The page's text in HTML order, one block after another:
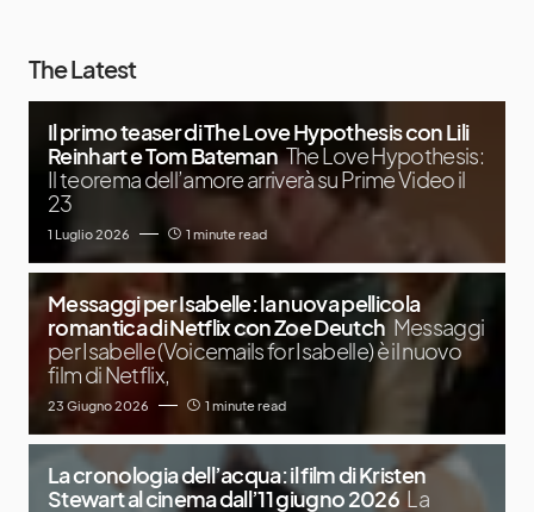
The Latest
Il primo teaser di The Love Hypothesis con Lili
Reinhart e Tom Bateman The Love Hypothesis:
Il teorema dell’amore arriverà su Prime Video il
23
1 Luglio 2026 1 minute read
Messaggi per Isabelle: la nuova pellicola
romantica di Netflix con Zoe Deutch Messaggi
per Isabelle (Voicemails for Isabelle) è il nuovo
film di Netflix,
23 Giugno 2026 1 minute read
La cronologia dell’acqua: il film di Kristen
Stewart al cinema dall’11 giugno 2026 La